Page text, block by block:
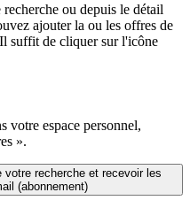
ou depuis le détail
ajouter la ou les offres de
suffit de cliquer sur l'icône
votre espace personnel,
».
recherche et recevoir les
(abonnement)